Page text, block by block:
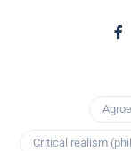
Critical realism